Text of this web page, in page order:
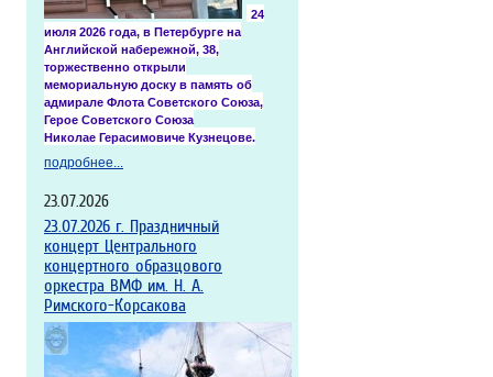
24
июля 2026 года, в Петербурге на
Английской набережной, 38,
торжественно открыли
мемориальную доску в память об
адмирале Флота Советского Союза,
Герое Советского Союза
Николае Герасимовиче Кузнецове.
подробнее...
23.07.2026
23.07.2026 г. Праздничный
концерт Центрального
концертного образцового
оркестра ВМФ им. Н. А.
Римского-Корсакова